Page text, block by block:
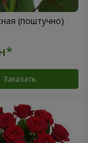
(поштучно)
Заказать